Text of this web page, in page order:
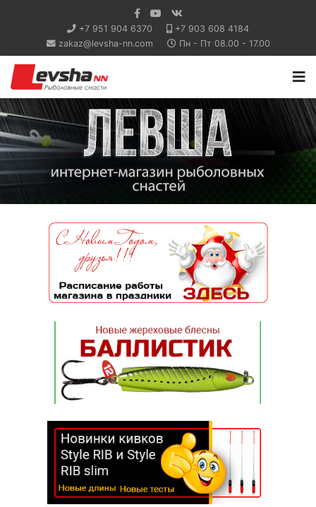
+7 951 904 6370
+7 903 608 4184
zakaz@levsha-nn.com
Пн - Пт 08.00 - 17.00